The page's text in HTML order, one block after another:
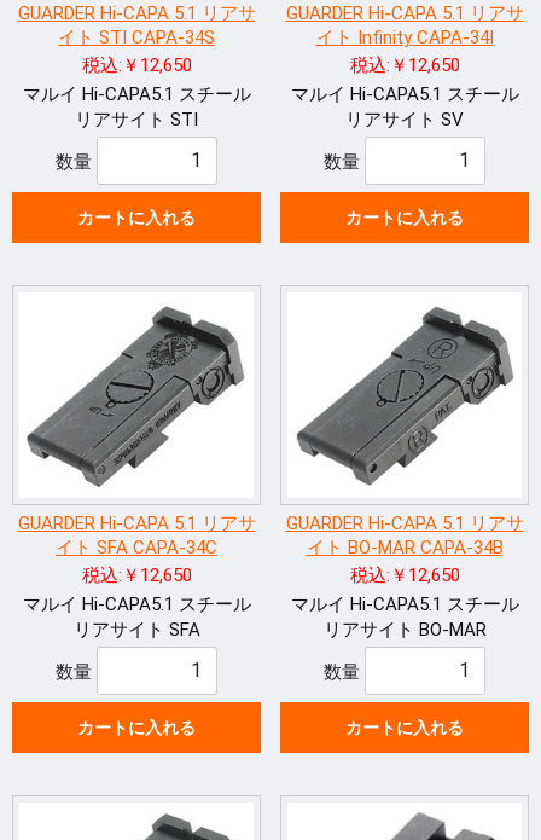
GUARDER Hi-CAPA 5.1 リアサ
イト STI CAPA-34S
税込:￥12,650
マルイ Hi-CAPA5.1 スチール
リアサイト STI
数量
カートに入れる
GUARDER Hi-CAPA 5.1 リアサ
イト Infinity CAPA-34I
税込:￥12,650
マルイ Hi-CAPA5.1 スチール
リアサイト SV
数量
カートに入れる
GUARDER Hi-CAPA 5.1 リアサ
イト SFA CAPA-34C
税込:￥12,650
マルイ Hi-CAPA5.1 スチール
リアサイト SFA
数量
カートに入れる
GUARDER Hi-CAPA 5.1 リアサ
イト BO-MAR CAPA-34B
税込:￥12,650
マルイ Hi-CAPA5.1 スチール
リアサイト BO-MAR
数量
カートに入れる